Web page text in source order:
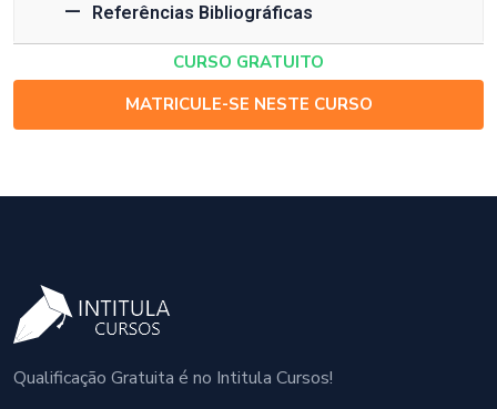
Referências Bibliográficas
CURSO GRATUITO
MATRICULE-SE NESTE CURSO
Qualificação Gratuita é no Intitula Cursos!